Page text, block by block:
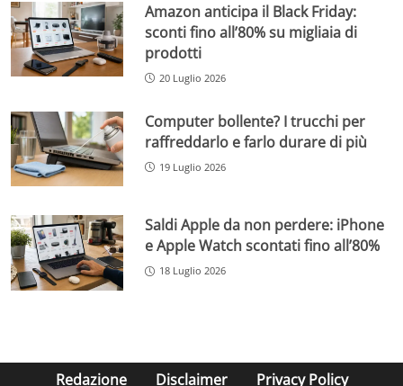
Amazon anticipa il Black Friday:
sconti fino all’80% su migliaia di
prodotti
20 Luglio 2026
Computer bollente? I trucchi per
raffreddarlo e farlo durare di più
19 Luglio 2026
Saldi Apple da non perdere: iPhone
e Apple Watch scontati fino all’80%
18 Luglio 2026
Redazione Disclaimer Privacy Policy